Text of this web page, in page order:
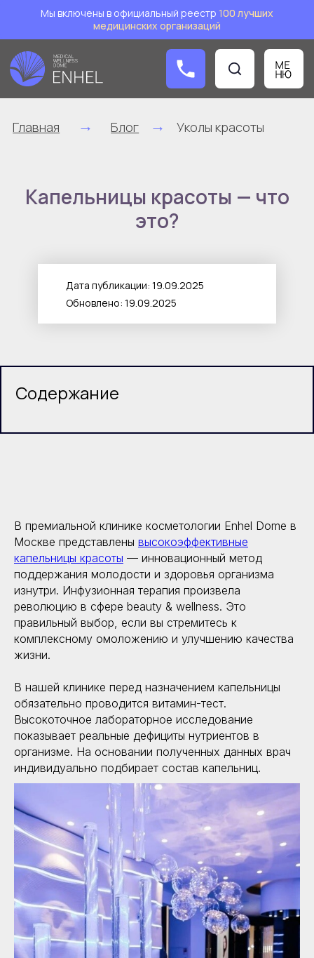
Мы включены в официальный реестр1 00 лучших
медицинских организаций
Уколы красоты
Капельницы красоты — что
это?
Дата публикации: 19.09.2025
Обновлено: 19.09.2025
Содержание
В премиальной клинике косметологии Enhel Dome в
Москве представлены высокоэффективные
капельницы красоты — инновационный метод
поддержания молодости и здоровья организма
изнутри. Инфузионная терапия произвела
революцию в сфере beauty & wellness. Это
правильный выбор, если вы стремитесь к
комплексному омоложению и улучшению качества
жизни.
В нашей клинике перед назначением капельницы
обязательно проводится витамин-тест.
Высокоточное лабораторное исследование
показывает реальные дефициты нутриентов в
организме. На основании полученных данных врач
индивидуально подбирает состав капельниц.